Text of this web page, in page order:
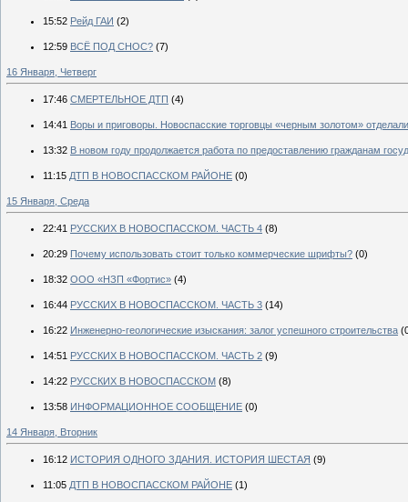
15:52 Рейд ГАИ (2)
12:59 ВСЁ ПОД СНОС? (7)
16 Января, Четверг
17:46 СМЕРТЕЛЬНОЕ ДТП (4)
14:41 Воры и приговоры. Новоспасские торговцы «черным золотом»
13:32 В новом году продолжается работа по предоставлению гражданам
11:15 ДТП В НОВОСПАССКОМ РАЙОНЕ (0)
15 Января, Среда
22:41 РУССКИХ В НОВОСПАССКОМ. ЧАСТЬ 4 (8)
20:29 Почему использовать стоит только коммерческие шрифты? (0)
18:32 ООО «НЗП «Фортис» (4)
16:44 РУССКИХ В НОВОСПАССКОМ. ЧАСТЬ 3 (14)
16:22 Инженерно-геологические изыскания: залог успешного строительства
14:51 РУССКИХ В НОВОСПАССКОМ. ЧАСТЬ 2 (9)
14:22 РУССКИХ В НОВОСПАССКОМ (8)
13:58 ИНФОРМАЦИОННОЕ СООБЩЕНИЕ (0)
14 Января, Вторник
16:12 ИСТОРИЯ ОДНОГО ЗДАНИЯ. ИСТОРИЯ ШЕСТАЯ (9)
11:05 ДТП В НОВОСПАССКОМ РАЙОНЕ (1)